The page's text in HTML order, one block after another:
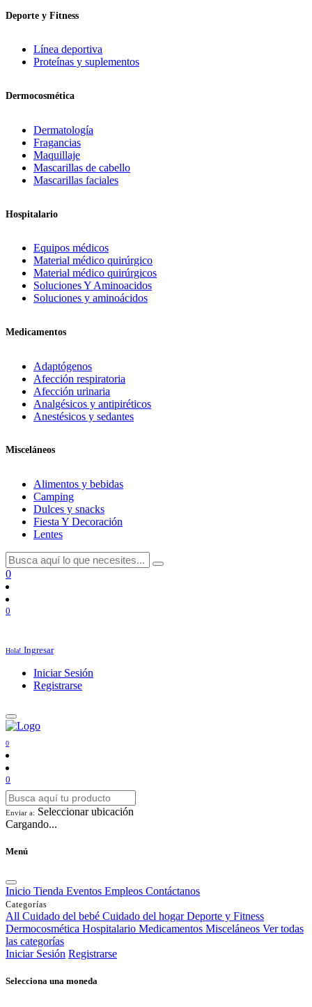
Deporte y Fitness
Línea deportiva
Proteínas y suplementos
Dermocosmética
Dermatología
Fragancias
Maquillaje
Mascarillas de cabello
Mascarillas faciales
Hospitalario
Equipos médicos
Material médico quirúrgico
Material médico quirúrgicos
Soluciones Y Aminoacidos
Soluciones y aminoácidos
Medicamentos
Adaptógenos
Afección respiratoria
Afección urinaria
Analgésicos y antipiréticos
Anestésicos y sedantes
Misceláneos
Alimentos y bebidas
Camping
Dulces y snacks
Fiesta Y Decoración
Lentes
0
0
Hola! Ingresar
Iniciar Sesión
Registrarse
0
0
Enviar a: Seleccionar ubicación
Cargando...
Menú
Inicio Tienda Eventos Empleos Contáctanos
Categorías
All Cuidado del bebé Cuidado del hogar Deporte y Fitness
Dermocosmética Hospitalario Medicamentos Misceláneos Ver todas
las categorías
Iniciar Sesión Registrarse
Selecciona una moneda